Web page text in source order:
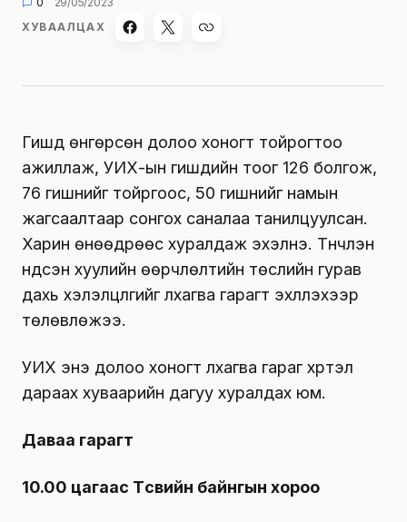
ХУВААЛЦАХ
Гишүүд өнгөрсөн долоо хоногт тойрогтоо
ажиллаж, УИХ-ын гишүүдийн тоог 126 болгож,
76 гишүүнийг тойргоос, 50 гишүүнийг намын
жагсаалтаар сонгох саналаа танилцуулсан.
Харин өнөөдрөөс хуралдаж эхэлнэ. Түүнчлэн
үндсэн хуулийн өөрчлөлтийн төслийн гурав
дахь хэлэлцүүлгийг лхагва гарагт эхлүүлэхээр
төлөвлөжээ.
УИХ энэ долоо хоногт лхагва гараг хүртэл
дараах хуваарийн дагуу хуралдах юм.
Даваа гарагт
10.00 цагаас Төсвийн байнгын хороо